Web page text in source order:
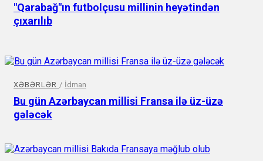
"Qarabağ"ın futbolçusu millinin heyətindən
çıxarılıb
XƏBƏRLƏR / İdman
Bu gün Azərbaycan millisi Fransa ilə üz-üzə
gələcək